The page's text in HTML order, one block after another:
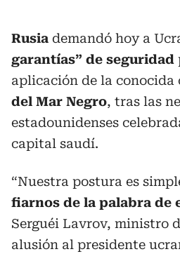
Rusia demandó hoy a
garantías” de seguridad
aplicación de la conocida
del Mar Negro, tras las
estadounidenses
capital saudí.
“Nuestra postura es
fiarnos de la palabra de
Serguéi Lavrov, ministro
alusión al presidente